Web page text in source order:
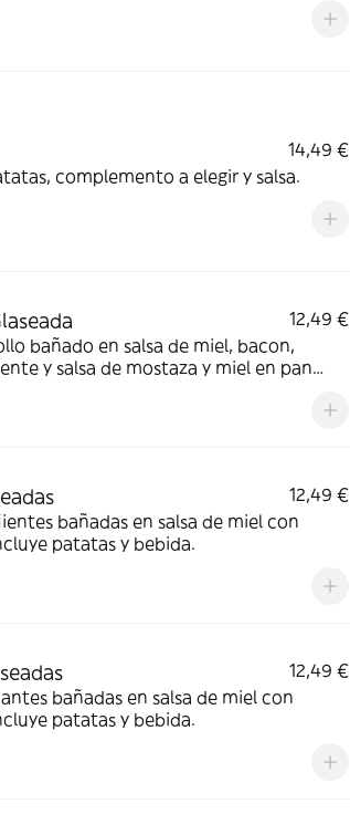
14,49 €
complemento a elegir y salsa.
12,49 €
bañado en salsa de miel, bacon,
y salsa de mostaza y miel en pan
12,49 €
bañadas en salsa de miel con
patatas y bebida.
12,49 €
bañadas en salsa de miel con
patatas y bebida.